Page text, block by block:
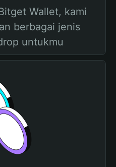
Wallet, kami
berbagai jenis
untukmu